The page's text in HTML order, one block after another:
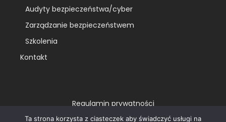
Audyty bezpieczeństwa/cyber
Zarządzanie bezpieczeństwem
Szkolenia
Kontakt
Regulamin prywatności
Ta strona korzysta z ciasteczek aby świadczyć usługi na